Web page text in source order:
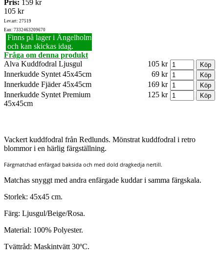
Pris: 159 kr
105 kr
Lev.art: 27519
Ean: 7332463209670
Finns på lager i Ängelholm
och kan skickas idag.
Fråga om denna produkt
Alva Kuddfodral Ljusgul
105 kr
Innerkudde Syntet 45x45cm
69 kr
Innerkudde Fjäder 45x45cm
169 kr
Innerkudde Syntet Premium
45x45cm
125 kr
Vackert kuddfodral från Redlunds. Mönstrat kuddfodral i retro
blommor i en härlig färgställning.
Färgmatchad enfärgad baksida och med dold dragkedja nertill.
Matchas snyggt med andra enfärgade kuddar i samma färgskala.
Storlek: 45x45 cm.
Färg: Ljusgul/Beige/Rosa.
Material: 100% Polyester.
Tvättråd: Maskintvätt 30ºC.